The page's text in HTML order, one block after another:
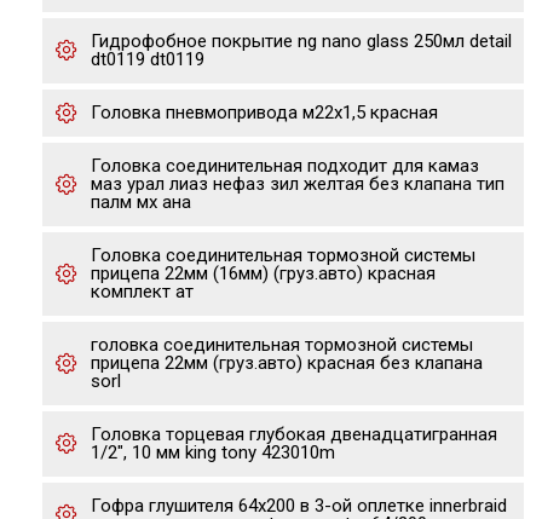
Гидрофобное покрытие ng nano glass 250мл detail
dt0119 dt0119
Головка пневмопривода м22х1,5 красная
Головка соединительная подходит для камаз
маз урал лиаз нефаз зил желтая без клапана тип
палм мх ана
Головка соединительная тормозной системы
прицепа 22мм (16мм) (груз.авто) красная
комплект ат
головка соединительная тормозной системы
прицепа 22мм (груз.авто) красная без клапана
sorl
Головка торцевая глубокая двенадцатигранная
1/2", 10 мм king tony 423010m
Гофра глушителя 64х200 в 3-ой оплетке innerbraid